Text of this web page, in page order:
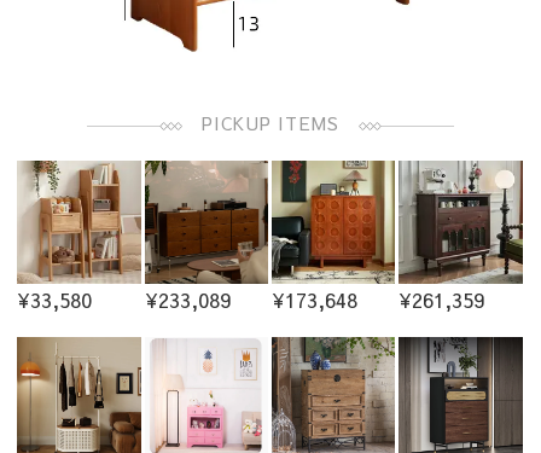
PICKUP ITEMS
¥33,580 ¥233,089 ¥173,648 ¥261,359